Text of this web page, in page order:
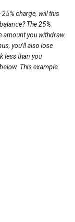
charge, will this
The 25%
you withdraw.
you’ll also lose
less than you
This example